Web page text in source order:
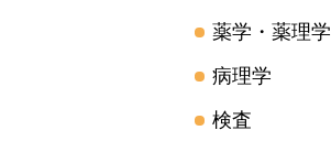
薬学・薬理学
病理学
検査